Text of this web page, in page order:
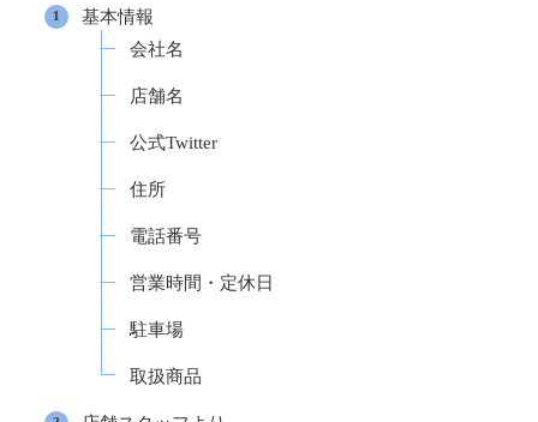
基本情報
会社名
店舗名
公式Twitter
住所
電話番号
営業時間・定休日
駐車場
取扱商品